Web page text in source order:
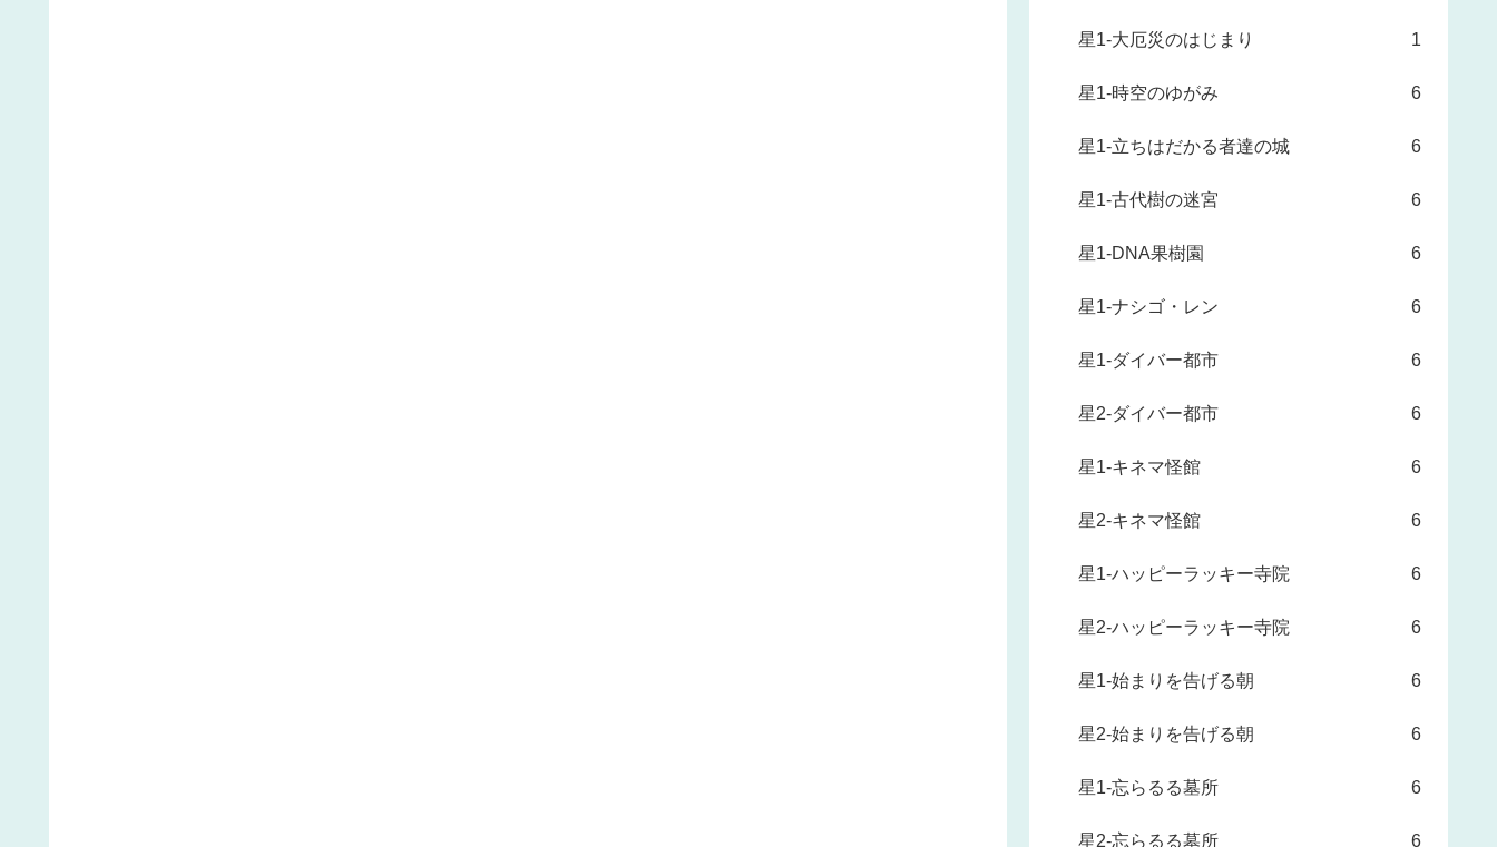
星1-大厄災のはじまり 1
星1-時空のゆがみ 6
星1-立ちはだかる者達の城 6
星1-古代樹の迷宮 6
星1-DNA果樹園 6
星1-ナシゴ・レン 6
星1-ダイバー都市 6
星2-ダイバー都市 6
星1-キネマ怪館 6
星2-キネマ怪館 6
星1-ハッピーラッキー寺院 6
星2-ハッピーラッキー寺院 6
星1-始まりを告げる朝 6
星2-始まりを告げる朝 6
星1-忘らるる墓所 6
星2-忘らるる墓所 6